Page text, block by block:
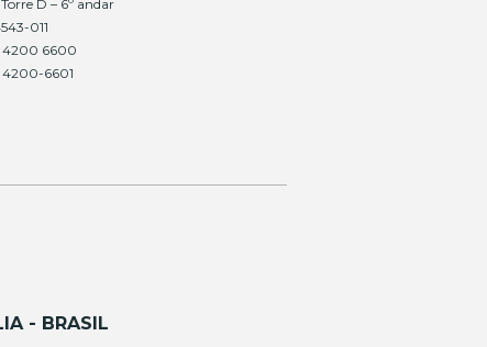
D – 6º andar
011
4200 6600
4200-6601
- BRASIL